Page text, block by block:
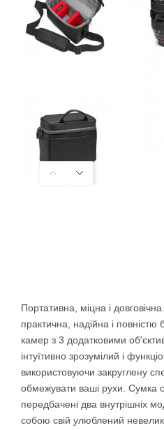
Портативна, міцна і
практична, надійна і
камер з 3 додатковими
інтуїтивно зрозумілий і
використовуючи закруглену
обмежувати ваші рухи. Сумка
передбачені два внутрішніх
собою свій улюблений